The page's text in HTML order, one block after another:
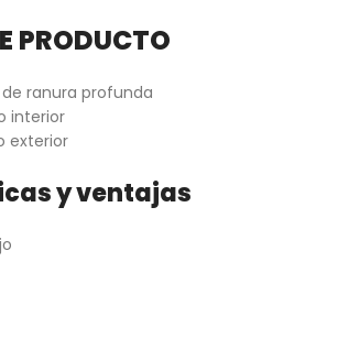
PRODUCTO
ranura profunda
interior
exterior
y ventajas